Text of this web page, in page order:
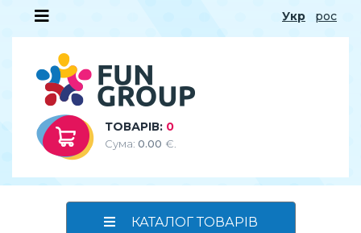
Укр рос
ТОВАРІВ: 0
Сума: 0.00 €.
КАТАЛОГ ТОВАРІВ